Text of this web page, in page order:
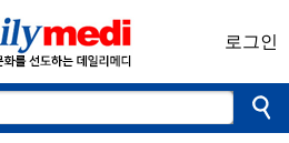
로그인